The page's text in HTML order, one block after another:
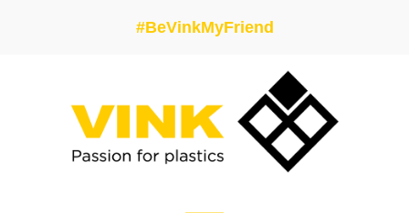
#BeVinkMyFriend